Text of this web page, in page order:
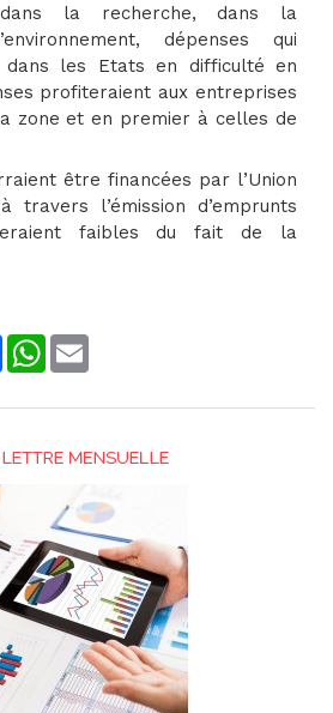
la recherche, dans la
dépenses qui
dans les Etats en difficulté en
profiteraient aux entreprises
zone et en premier à celles de
être financées par l’Union
l’émission d’emprunts
faibles du fait de la
FacebookWhatsApp